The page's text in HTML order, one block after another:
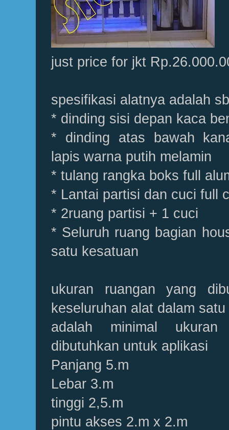
just price for jkt
spesifikasi alatnya adalah
* dinding sisi depan kaca
* dinding atas bawah
lapis warna putih melamin
* tulang rangka boks full
* Lantai partisi dan cuci full
* 2ruang partisi + 1 cuci
* Seluruh ruang bagian
satu kesatuan
ukuran ruangan yang
keseluruhan alat dalam
adalah minimal
dibutuhkan untuk aplikasi
Panjang 5.m
Lebar 3.m
tinggi 2,5.m
pintu akses 2.m x 2.m